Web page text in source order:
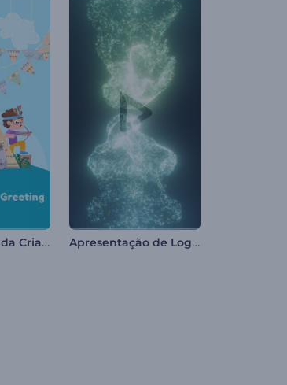
Cartão do Dia da Criança Apresentação de Logotipo - Fusão de Poeira Estelar